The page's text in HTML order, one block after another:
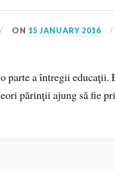
ON 15 JANUARY 2016
parte a întregii educaţii.
părinţii ajung să fie